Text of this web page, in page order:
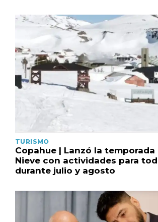
TURISMO
Copahue | Lanzó la temporada
Nieve con actividades para
durante julio y agosto